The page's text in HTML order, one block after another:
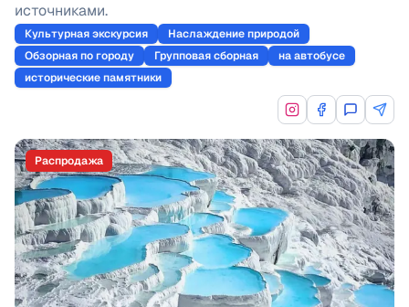
источниками.
Культурная экскурсия
Наслаждение природой
Обзорная по городу
Групповая сборная
на автобусе
исторические памятники
Распродажа